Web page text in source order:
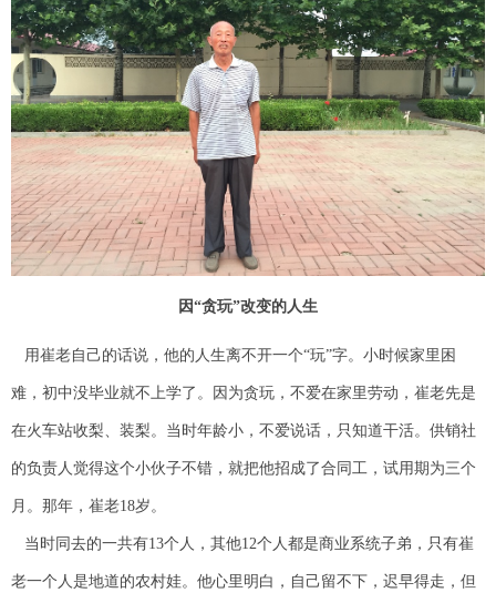
因“贪玩”改变的人生
用崔老自己的话说，他的人生离不开一个“玩”字。小时候家里困
难，初中没毕业就不上学了。因为贪玩，不爱在家里劳动，崔老先是
在火车站收梨、装梨。当时年龄小，不爱说话，只知道干活。供销社
的负责人觉得这个小伙子不错，就把他招成了合同工，试用期为三个
月。那年，崔老18岁。
当时同去的一共有13个人，其他12个人都是商业系统子弟，只有崔
老一个人是地道的农村娃。他心里明白，自己留不下，迟早得走，但